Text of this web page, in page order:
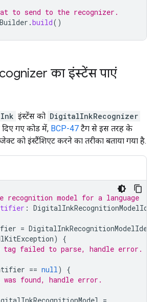
to send to the recognizer.
.build()
का इंस्टेंस पाएं
Ink इंस्टेंस को DigitalInkRecognizer
गए कोड में, BCP-47 टैग से इस तरह के
को इंस्टैंशिएट करने का तरीका बताया गया है.
recognition model for a language
:
=
)
{
tag failed to parse, handle error.
== null)
{
was found, handle error.